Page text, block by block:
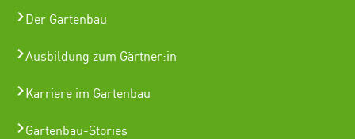
Der Gartenbau
Ausbildung zum Gärtner:in
Karriere im Gartenbau
Gartenbau-Stories